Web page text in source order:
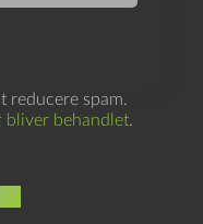
reducere spam.
bliver behandlet.